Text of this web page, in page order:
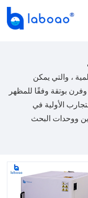
، والتي يمكن
بوتقة وفقًا للمظهر
الأولية في
ووحدات البحث